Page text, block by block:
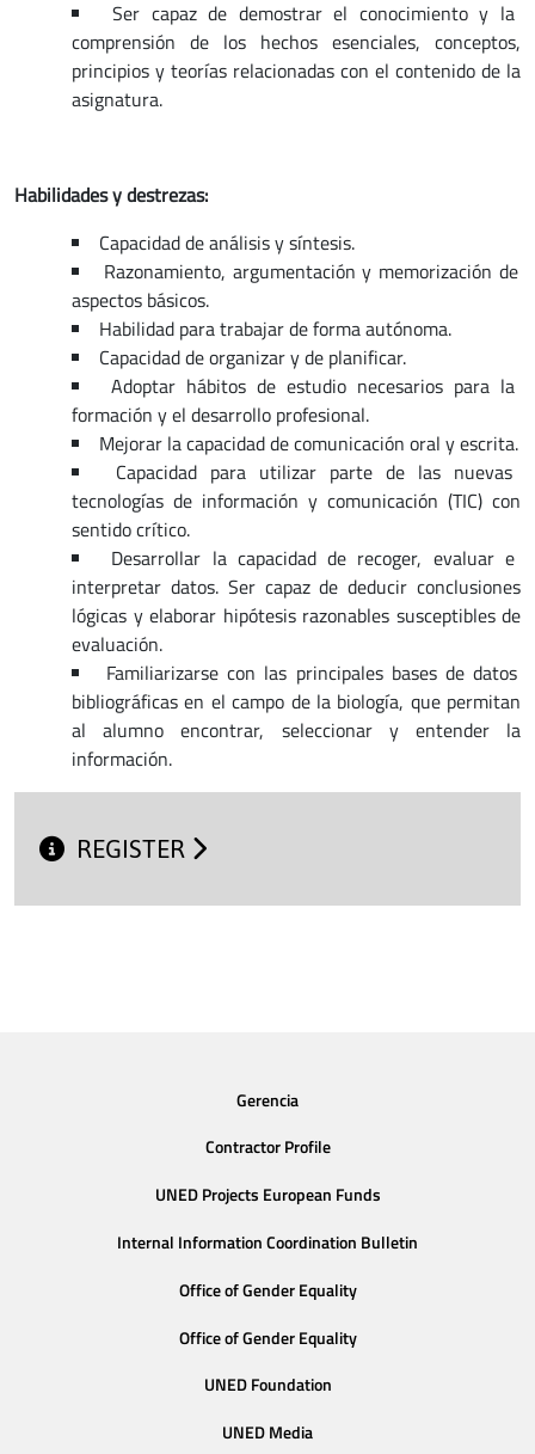
Ser capaz de demostrar el conocimiento y la
comprensión de los hechos esenciales, conceptos,
principios y teorías relacionadas con el contenido de la
asignatura.
Habilidades y destrezas:
Capacidad de análisis y síntesis.
Razonamiento, argumentación y memorización de
aspectos básicos.
Habilidad para trabajar de forma autónoma.
Capacidad de organizar y de planificar.
Adoptar hábitos de estudio necesarios para la
formación y el desarrollo profesional.
Mejorar la capacidad de comunicación oral y escrita.
Capacidad para utilizar parte de las nuevas
tecnologías de información y comunicación (TIC) con
sentido crítico.
Desarrollar la capacidad de recoger, evaluar e
interpretar datos. Ser capaz de deducir conclusiones
lógicas y elaborar hipótesis razonables susceptibles de
evaluación.
Familiarizarse con las principales bases de datos
bibliográficas en el campo de la biología, que permitan
al alumno encontrar, seleccionar y entender la
información.
REGISTER
Gerencia
Contractor Profile
UNED Projects European Funds
Internal Information Coordination Bulletin
Office of Gender Equality
Office of Gender Equality
UNED Foundation
UNED Media